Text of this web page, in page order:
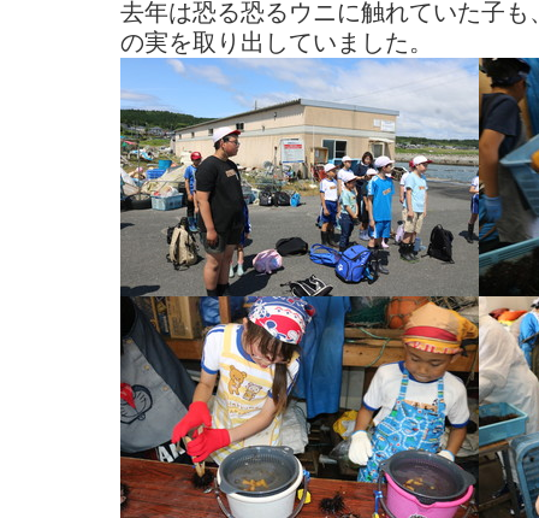
去年は恐る恐るウニに触れていた子
の実を取り出していました。